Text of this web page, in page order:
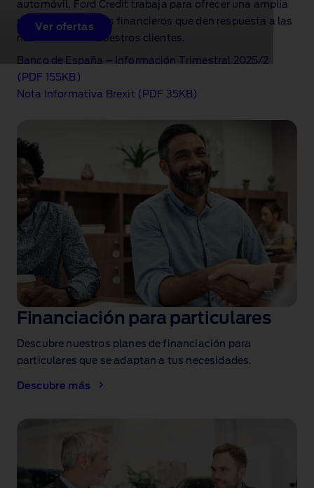
Ver ofertas
automóvil, Ford Credit trabaja para ofrecer una amplia
gama de productos financieros que den respuesta a las
necesidades de nuestros clientes.
Banco de España – Información Trimestral 2025/2
(PDF 155KB)
Nota Informativa Brexit (PDF 35KB)
Financiación para particulares
Descubre nuestros planes de financiación para
particulares que se adaptan a tus necesidades.
Descubre más